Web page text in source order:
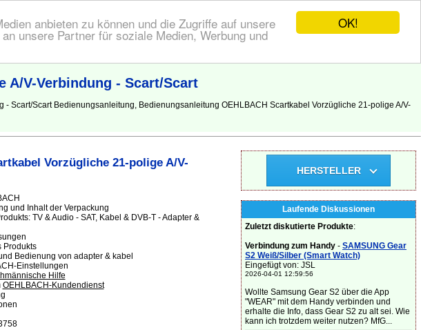
OK!
anbieten zu können und die Zugriffe auf unsere
unsere Partner für soziale Medien, Werbung und
A/V-Verbindung - Scart/Scart
Scart/Scart Bedienungsanleitung, Bedienungsanleitung OEHLBACH Scartkabel Vorzügliche 21-polige A/V-
Vorzügliche 21-polige A/V-
und Inhalt der Verpackung
TV & Audio - SAT, Kabel & DVB-T - Adapter &
Produkts
Bedienung von adapter & kabel
Einstellungen
Hilfe
OEHLBACH-Kundendienst
HERSTELLER
Laufende Diskussionen
Zuletzt diskutierte Produkte:
Verbindung zum Handy - SAMSUNG Gear
S2 Weiß/Silber (Smart Watch)
Eingefügt von: JSL
2026-04-01 12:59:56
Wollte Samsung Gear S2 über die App
"WEAR" mit dem Handy verbinden und
erhalte die Info, dass Gear S2 zu alt sei. Wie
kann ich trotzdem weiter nutzen? MfG...